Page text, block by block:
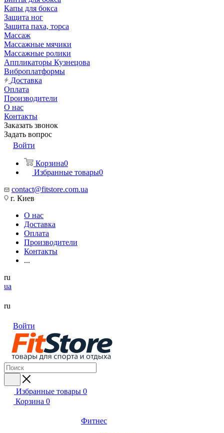
Капы для бокса
Защита ног
Защита паха, торса
Массаж
Массажные мячики
Массажные ролики
Аппликаторы Кузнецова
Виброплатформы
Доставка
Оплата
Производители
О нас
Контакты
Заказать звонок
Задать вопрос
Войти
Корзина0
Избранные товары0
contact@fitstore.com.ua
г. Киев
О нас
Доставка
Оплата
Производители
Контакты
...
ru
ua
ru
Войти
Избранные товары 0
Корзина 0
Фитнес